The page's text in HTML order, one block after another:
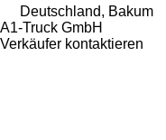
Deutschland, Bakum
A1-Truck GmbH
Verkäufer kontaktieren